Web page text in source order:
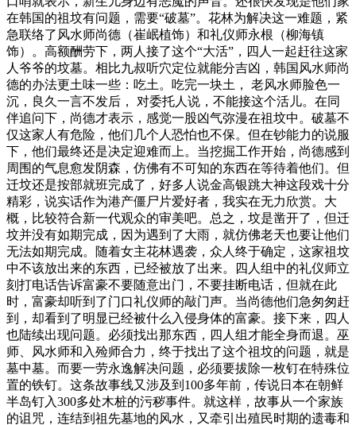
在韩国的祖坟有问题，需要“破墓”。花林为解决这一难题，紧
急联络了风水师尚德（崔岷植饰）和礼仪师永根（柳海镇
饰）。高额酬劳下，两人接了这个“大活”，四人一起赶往这家
人爷爷的坟墓。相比九叔听穴定位就能分吉凶，韩国风水师尚
德的办法更土味一些：吃土。吃完一块土， 老风水师脸色一
沉，良久一言不发后， 对委托人说，不能接这个活儿。在同
伴追问下，尚德才表示，感觉一股凶气弥漫在祖坟中。破墓不
仅这家人有危险，他们几个人恐怕也不保。但在钞能力的说服
下，他们最终还是决定迎难而上。当挖掘工作开始，尚德感到
周围的气息愈发阴森，仿佛有不可知的东西在等待着他们。但
迁坟还是按部就班完成了，好多人说金高银跳大神这段戏十分
精彩，说实话作为港产僵尸片爱好者，我实在无力欣赏。大
概，比较符合新一代观众的审美吧。总之，坟是凿开了，但迁
坟并没有如期完成，因为遇到了大雨，就仿佛老天也要让他们
无法如期完成。随着女主花林遇袭，众人终于确定，这家祖坟
中不该放出来的东西，已经被放了出来。四人组中的礼仪师立
刻打电话告诉富豪不要随意出门，不要挂断电话，但就在此
时，富豪却听到了门口礼仪师的敲门声。当尚德他们急匆匆赶
到，却看到了明显已经被什么入侵身体的富豪。接下来，四人
也陆续出现问题。必须找出那东西，四人组才能全身而退。巫
师、风水师和入殓师合力，终于找出了这个祖坟的问题，就是
墓中墓。而要一劳永逸解决问题，必须要拔除一枚钉在特殊位
置的铁钉。这条故事线又涉及到100多年前，传说日本在朝鲜
半岛钉入300多处木桩的污秽事件。就这样，故事从一个家族
的诅咒，连结到祖先墓地的风水，又牵引出殖民时期的遗毒和